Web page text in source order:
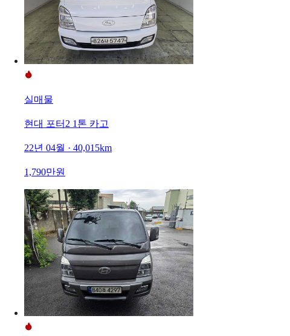
실매물
현대 포터2 1톤 카고
22년 04월 · 40,015km
1,790만원